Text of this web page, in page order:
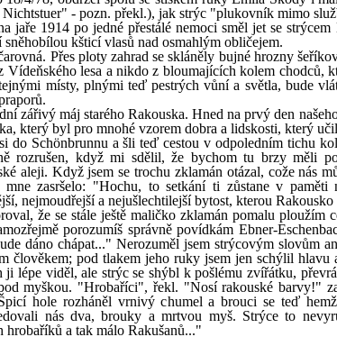
Nichtstuer" - pozn. překl.), jak strýc "plukovník mimo
jaře 1914 po jedné přestálé nemoci směl jet se
kšticí vlasů nad osmahlým obličejem.
Přes ploty zahrad se skláněly bujné hrozny
Vídeňského lesa a nikdo z bloumajících kolem chodců,
místy, plnými teď pestrých vůní a světla, bude
zářivý máj starého Rakouska. Hned na prvý den
který byl pro mnohé vzorem dobra a lidskosti, který
do Schönbrunnu a šli teď cestou v odpoledním tichu
rozrušen, když mi sdělil, že bychom tu brzy měli
aleji. Když jsem se trochu zklamán otázal, cože nás
zasršelo: "Hochu, to setkání ti zůstane v
nejmoudřejší a nejušlechtilejší bytost, kterou
že se stále ještě maličko zklamán pomalu ploužím
porozumíš správně povídkám Ebner-
dáno chápat..." Nerozuměl jsem strýcovým slovům
člověkem; pod tlakem jeho ruky jsem jen schýlil
ji lépe viděl, ale strýc se shýbl k pošlému zvířátku,
myškou. "Hrobaříci", řekl. "Nosí rakouské barvy!"
hole rozháněl vrnivý chumel a brouci se teď
nás dva, brouky a mrtvou myš. Strýce to
hrobaříků a tak málo Rakušanů..."